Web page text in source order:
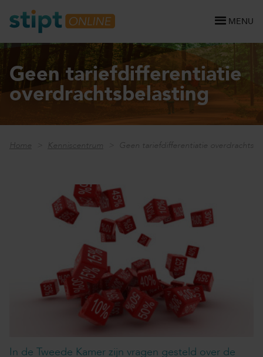
MENU
Geen tariefdifferentiatie
overdrachtsbelasting
Home Kenniscentrum Geen tariefdifferentiatie
In de Tweede Kamer zijn vragen gesteld over de